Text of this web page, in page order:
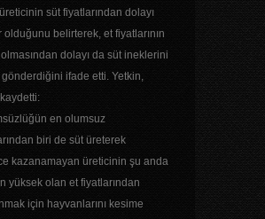
süt fiyatlarından dolayı
olduğunu belirterek, et fiyatlarının
dolayı da süt ineklerini
ifade etti. Yetkin,
en olumsuz
biri de süt üreterek
kazanamayan üreticinin şu anda
yüksek olan et fiyatlarından
için hayvanlarını kesime